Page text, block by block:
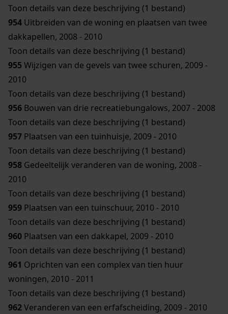
Toon details van deze beschrijving (1 bestand)
954 Uitbreiden van de woning en plaatsen van twee
dakkapellen, 2008 - 2010
Toon details van deze beschrijving (1 bestand)
955Wijzigen van de gevels van twee schuren, 2009 -
2010
Toon details van deze beschrijving (1 bestand)
956 Bouwen van drie recreatiebungalows, 2007 - 2008
Toon details van deze beschrijving (1 bestand)
957 Plaatsen van een tuinhuisje, 2009 - 2010
Toon details van deze beschrijving (1 bestand)
958 Gedeeltelijk veranderen van de woning, 2008 -
2010
Toon details van deze beschrijving (1 bestand)
959 Plaatsen van een tuinschuur, 2010 - 2010
Toon details van deze beschrijving (1 bestand)
960 Plaatsen van een dakkapel, 2009 - 2010
Toon details van deze beschrijving (1 bestand)
961 Oprichten van een complex van tien huur
woningen, 2010 - 2011
Toon details van deze beschrijving (1 bestand)
962Veranderen van een erfafscheiding, 2009 - 2010